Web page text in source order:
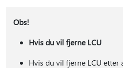
Obs!
Hvis du vil fjerne LCU
Hvis du vil fjerne LCU etter